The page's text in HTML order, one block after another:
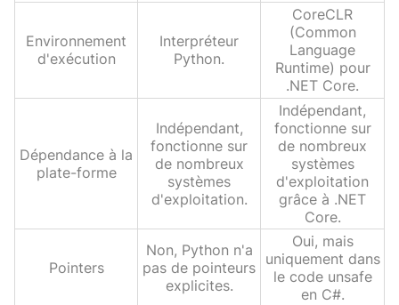
Environnement
d'exécution
Interpréteur
Python.
CoreCLR
(Common
Language
Runtime) pour
.NET Core.
Dépendance à la
plate-forme
Indépendant,
fonctionne sur
de nombreux
systèmes
d'exploitation.
Indépendant,
fonctionne sur
de nombreux
systèmes
d'exploitation
grâce à .NET
Core.
Pointers
Non, Python n'a
pas de pointeurs
explicites.
Oui, mais
uniquement dans
le code unsafe
en C#.